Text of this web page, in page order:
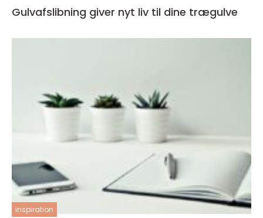
Gulvafslibning giver nyt liv til dine trægulve
inspiration